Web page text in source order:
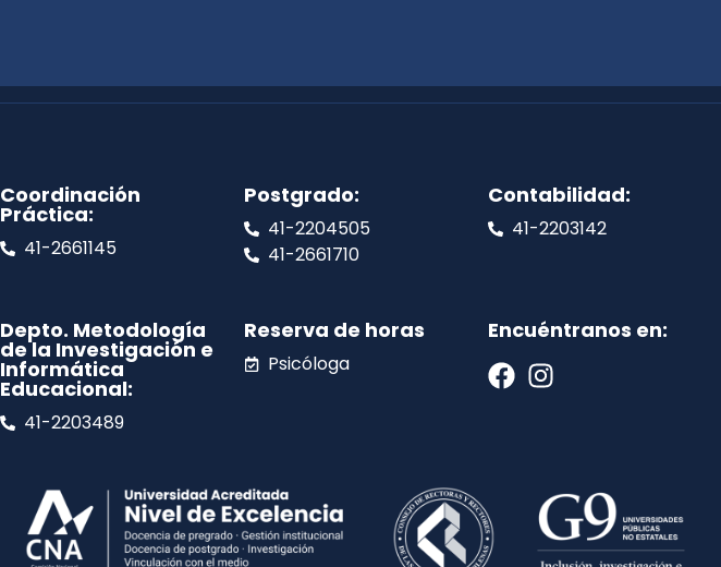
Coordinación
Práctica:
41-2661145
Postgrado:
41-2204505
41-2661710
Contabilidad:
41-2203142
Depto. Metodología
de la Investigación e
Informática
Educacional:
41-2203489
Reserva de horas
Psicóloga
Encuéntranos en: